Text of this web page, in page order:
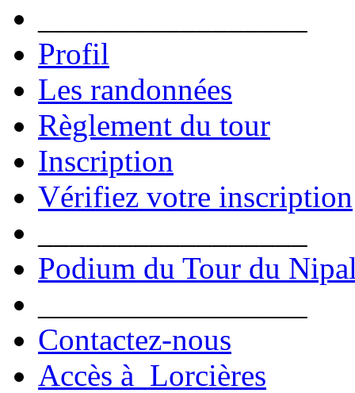
Profil
Les randonnées
Règlement du tour
Inscription
Vérifiez votre inscription
Podium du Tour du
Contactez-nous
Accès à Lorcières